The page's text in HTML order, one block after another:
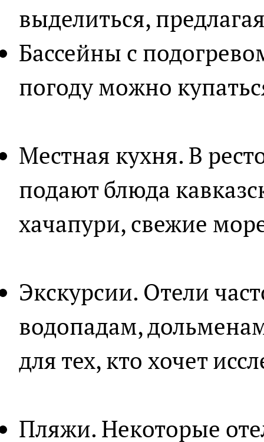
выделиться,
Бассейны с
погоду можно
Местная кухня. В
подают блюда
хачапури, свежие
Экскурсии. Отели
водопадам,
для тех, кто хочет
Пляжи. Некоторые